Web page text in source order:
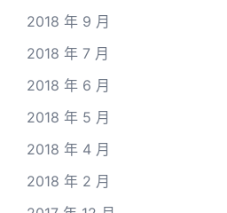
2018 年 9 月
2018 年 7 月
2018 年 6 月
2018 年 5 月
2018 年 4 月
2018 年 2 月